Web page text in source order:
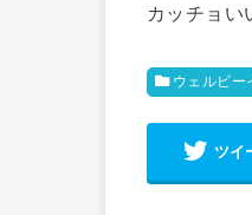
カッチョい
ウェルビー
ツイ